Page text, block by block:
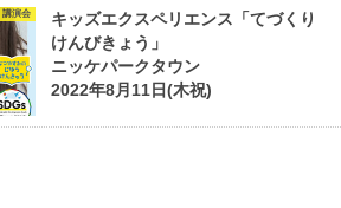
講演会
キッズエクスペリエンス「てづくり
けんびきょう」
ニッケパークタウン
2022年8月11日(木祝)